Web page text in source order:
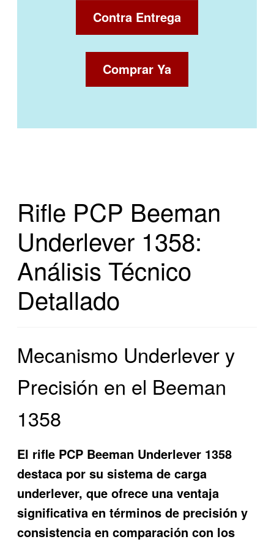
Contra Entrega
Comprar Ya
Rifle PCP Beeman
Underlever 1358:
Análisis Técnico
Detallado
Mecanismo Underlever y
Precisión en el Beeman
1358
El rifle PCP Beeman Underlever 1358
destaca por su sistema de carga
underlever, que ofrece una ventaja
significativa en términos de precisión y
consistencia en comparación con los